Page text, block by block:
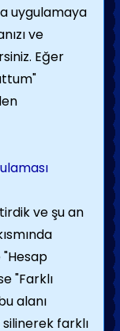
uygulamaya
ve
Eğer
ve şu an
"Hesap
"Farklı
alanı
silinerek farklı